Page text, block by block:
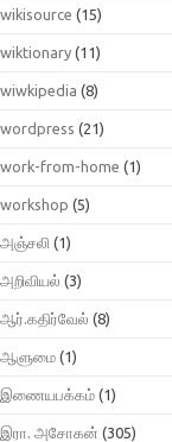
wikisource (15)
wiktionary (11)
wiwkipedia (8)
wordpress (21)
work-from-home (1)
workshop (5)
அஞ்சலி (1)
அறிவியல் (3)
ஆர்.கதிர்வேல் (8)
ஆளுமை (1)
இணையபக்கம் (1)
இரா. அசோகன் (305)